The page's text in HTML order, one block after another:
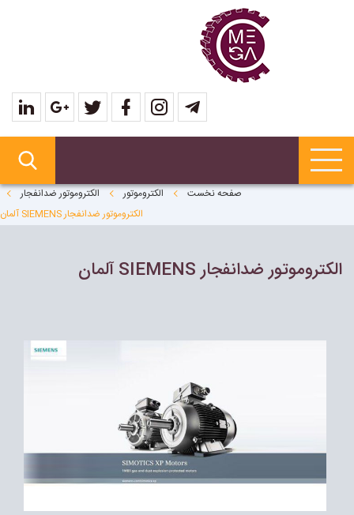
صفحه نخست الکتروموتور
الکتروموتور ضدانفجار
الکتروموتور ضدانفجار SIEMENS آلمان
الکتروموتور ضدانفجار SIEMENS آلمان